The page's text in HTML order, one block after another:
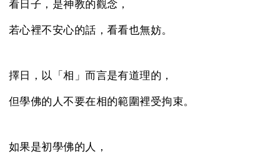
看日子，是神教的觀念，
若心裡不安心的話，看看也無妨。
擇日，以「相」而言是有道理的，
但學佛的人不要在相的範圍裡受拘束。
如果是初學佛的人，